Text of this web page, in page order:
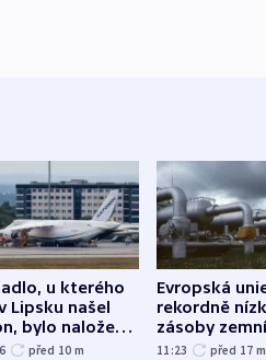
u kterého
Lipsku našel
bylo naložené
píší média
před 10 m
Evropská
rekordně
zásoby
plynu
11:23 před 17 m